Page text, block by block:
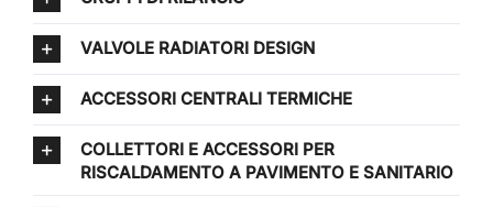
VALVOLE RADIATORI DESIGN
ACCESSORI CENTRALI TERMICHE
COLLETTORI E ACCESSORI PER
RISCALDAMENTO A PAVIMENTO E SANITARIO